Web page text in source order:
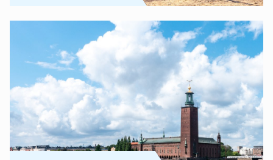
, Saker att göra på Kungsholmen